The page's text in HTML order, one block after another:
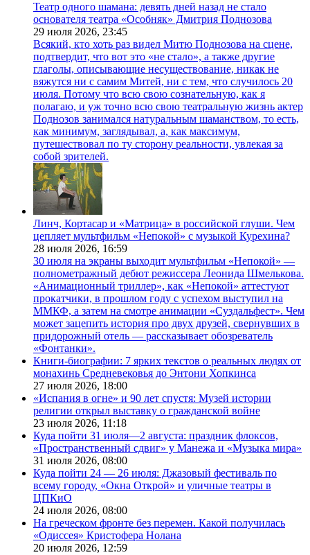
Театр одного шамана: девять дней назад не стало
основателя театра «Особняк» Дмитрия Поднозова
29 июля 2026, 23:45
Всякий, кто хоть раз видел Митю Поднозова на сцене,
подтвердит, что вот это «не стало», а также другие
глаголы, описывающие несуществование, никак не
вяжутся ни с самим Митей, ни с тем, что случилось 20
июля. Потому что всю свою сознательную, как я
полагаю, и уж точно всю свою театральную жизнь актер
Поднозов занимался натуральным шаманством, то есть,
как минимум, заглядывал, а, как максимум,
путешествовал по ту сторону реальности, увлекая за
собой зрителей.
Линч, Кортасар и «Матрица» в российской глуши. Чем
цепляет мультфильм «Непокой» с музыкой Курехина?
28 июля 2026, 16:59
30 июля на экраны выходит мультфильм «Непокой» —
полнометражный дебют режиссера Леонида Шмелькова.
«Анимационный триллер», как «Непокой» аттестуют
прокатчики, в прошлом году с успехом выступил на
ММКФ, а затем на смотре анимации «Суздальфест». Чем
может зацепить история про двух друзей, свернувших в
придорожный отель — рассказывает обозреватель
«Фонтанки».
Книги-биографии: 7 ярких текстов о реальных людях от
монахинь Средневековья до Энтони Хопкинса
27 июля 2026, 18:00
«Испания в огне» и 90 лет спустя: Музей истории
религии открыл выставку о гражданской войне
23 июля 2026, 11:18
Куда пойти 31 июля—2 августа: праздник флоксов,
«Пространственный сдвиг» у Манежа и «Музыка мира»
31 июля 2026, 08:00
Куда пойти 24 — 26 июля: Джазовый фестиваль по
всему городу, «Окна Открой» и уличные театры в
ЦПКиО
24 июля 2026, 08:00
На греческом фронте без перемен. Какой получилась
«Одиссея» Кристофера Нолана
20 июля 2026, 12:59